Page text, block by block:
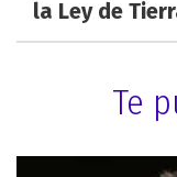
la Ley de
Te